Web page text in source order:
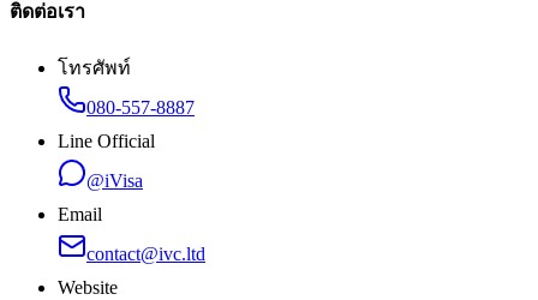
ติดต่อเรา
โทรศัพท์
080-557-8887
Line Official
@iVisa
Email
contact@ivc.ltd
Website